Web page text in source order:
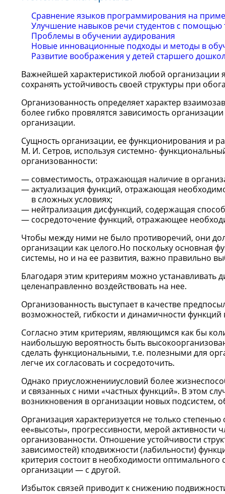
Сравнение языков программирования на
Улучшение навыков речи студентов с помощью
Проблемы в обучении аудирования
Новые инновационные подходы и методы в
Развитие воображения у детей старшего
Важнейшей характеристикой любой организации
сохранять устойчивость своей структуры при
Организованность определяет характер
более гибко провялятся зависимость
организации.
Сущность организации, ее функционирования и
М. И. Сетров, используя системно-
организованности:
совместимость, отражающая наличие в
актуализация функций, отражающая
в сложных условиях;
нейтрализация дисфункций, содержащая
сосредоточение функций, отражающее
Чтобы между ними не было противоречий, они
организации как целого.Но поскольку основная
системы, но и на ее развития, важно правильно
Благодаря этим критериям можно устанавливать
целенаправленно воздействовать на нее.
Организованность выступает в качестве
возможностей, гибкости и динамичности функций
Согласно этим критериям, являющимся как бы
наибольшую вероятность быть
сделать функциональными, т.е. полезными для
легче их согласовать и сосредоточить.
Однако приусложненииусловий более
и связанных с ними «частных функций». В этом
возникновения в организации новых подсистем,
Организация характеризуется не только
ее«высоты», прогрессивности, мерой активности
организованности. Отношение устойчивости
зависимостей) кподвижности (лабильности)
критерия состоит в необходимости
организации — с другой.
Избыток связей приводит к снижению